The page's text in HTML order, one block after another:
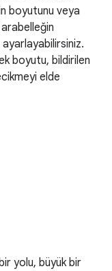
boyutunu veya
boyutu, bildirilen
elde
yolu, büyük bir